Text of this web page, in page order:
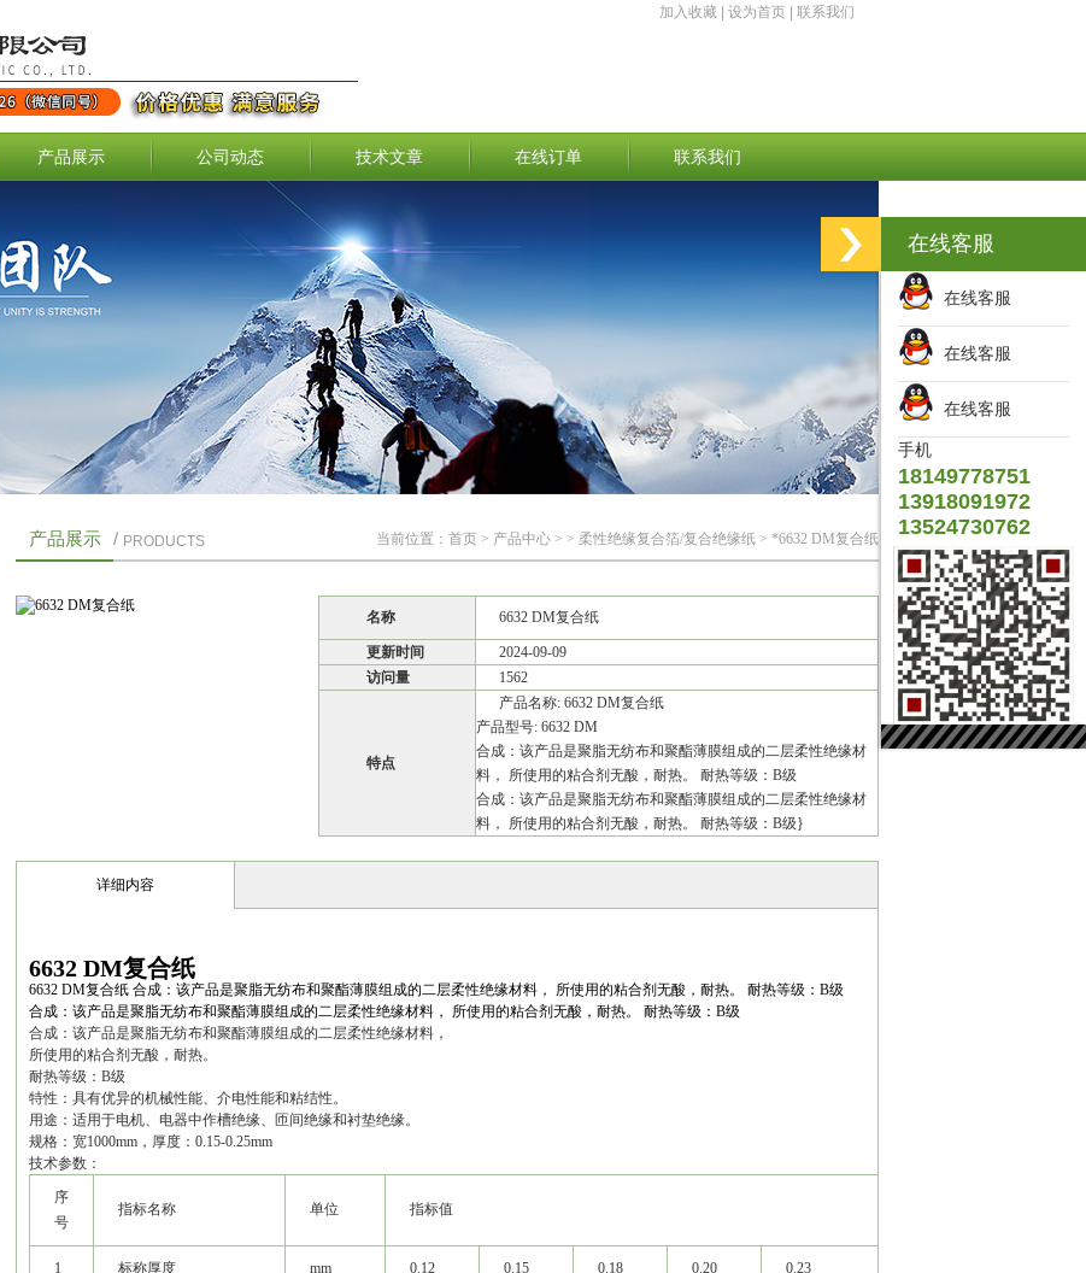
加入收藏 设为首页 联系我们
产品展示 公司动态 技术文章 在线订单 联系我们
产品展示 / PRODUCTS 当前位置： 首页 > 产品中心 > > 柔性绝缘复合箔/复合绝缘纸 > *6632 DM复合纸
名称 6632 DM复合纸
更新时间
2024-09-09
访问量
1562
特点
产品名称: 6632 DM复合纸
产品型号: 6632 DM
合成：该产品是聚脂无纺布和聚酯薄膜组成的二层柔性绝缘材
料， 所使用的粘合剂无酸，耐热。 耐热等级：B级
合成：该产品是聚脂无纺布和聚酯薄膜组成的二层柔性绝缘材
料， 所使用的粘合剂无酸，耐热。 耐热等级：B级}
详细内容
6632 DM复合纸
6632 DM复合纸 合成：该产品是聚脂无纺布和聚酯薄膜组成的二层柔性绝缘材料， 所使用的粘合剂无酸，耐热。 耐热等级：B级
合成：该产品是聚脂无纺布和聚酯薄膜组成的二层柔性绝缘材料， 所使用的粘合剂无酸，耐热。 耐热等级：B级
合成：该产品是聚脂无纺布和聚酯薄膜组成的二层柔性绝缘材料，
所使用的粘合剂无酸，耐热。
耐热等级：B级
特性：具有优异的机械性能、介电性能和粘结性。
用途：适用于电机、电器中作槽绝缘、匝间绝缘和衬垫绝缘。
规格：宽1000mm，厚度：0.15-0.25mm
技术参数：
序
号
指标名称 单位 指标值
1 标称厚度 mm 0.12 0.15 0.18 0.20 0.23
在线客服
在线客服
在线客服
在线客服
手机
18149778751
13918091972
13524730762